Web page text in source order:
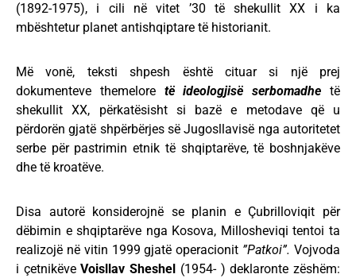
(1892-1975), i cili në vitet ’30 të shekullit XX i ka
mbështetur planet antishqiptare të historianit.
Më vonë, teksti shpesh është cituar si një prej
dokumenteve themelore të ideologjisë serbomadhetë
shekullit XX, përkatësisht si bazë e metodave që u
përdorën gjatë shpërbërjes së Jugosllavisë nga autoritetet
serbe për pastrimin etnik të shqiptarëve, të boshnjakëve
dhe të kroatëve.
Disa autorë konsiderojnë se planin e Çubrilloviqit për
dëbimin e shqiptarëve nga Kosova, Millosheviqi tentoi ta
realizojë në vitin 1999 gjatë operacionit ”Patkoi”. Vojvoda
i çetnikëveVoisllav Sheshel (1954- ) deklaronte zëshëm: